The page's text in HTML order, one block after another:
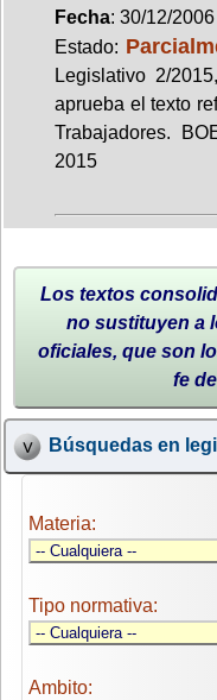
Fecha: 30/12/2006
Estado:
Legislativo 2/
aprueba el texto
Trabajadores.
2015
Los textos
no sustituyen a
oficiales, que son
fe
Búsquedas en
Materia:
Tipo normativa:
Ambito: